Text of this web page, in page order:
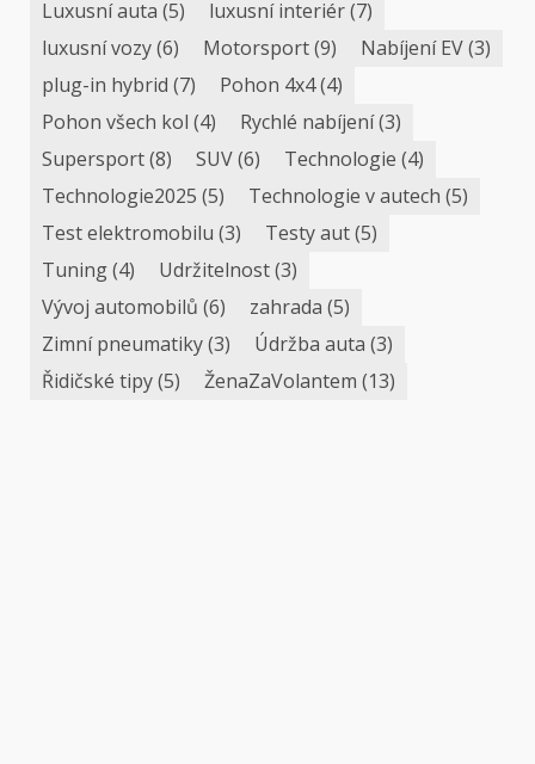
Luxusní auta (5) luxusní interiér(7)
luxusní vozy(6) Motorsport(9) Nabíjení EV(3)
plug-in hybrid (7) Pohon 4x4(4)
Pohon všech kol (4) Rychlé nabíjení(3)
Supersport(8) SUV(6) Technologie (4)
Technologie2025 (5) Technologie v autech (5)
Test elektromobilu (3) Testy aut(5)
Tuning(4) Udržitelnost(3)
Vývoj automobilů (6) zahrada (5)
Zimní pneumatiky(3) Údržba auta (3)
Řidičské tipy(5) ŽenaZaVolantem (13)